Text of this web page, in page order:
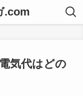
.com
気代はどの